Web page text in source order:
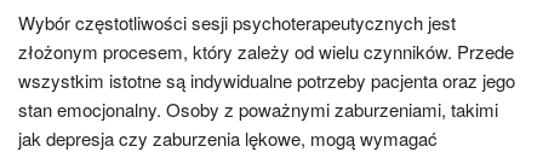
Wybór częstotliwości sesji psychoterapeutycznych jest
złożonym procesem, który zależy od wielu czynników. Przede
wszystkim istotne są indywidualne potrzeby pacjenta oraz jego
stan emocjonalny. Osoby z poważnymi zaburzeniami, takimi
jak depresja czy zaburzenia lękowe, mogą wymagać